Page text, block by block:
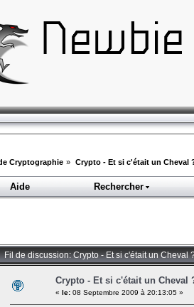
Cryptographie » Crypto - Et si c'était un Cheval
Aide Rechercher
Fil de discussion: Crypto - Et si c'était un Cheval
Crypto - Et si c'était un Cheval
« le: 08 Septembre 2009 à 20:13:05 »